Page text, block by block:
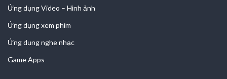
Ứng dụng Video – Hình ảnh
Ứng dụng xem phim
Ứng dụng nghe nhạc
Game Apps